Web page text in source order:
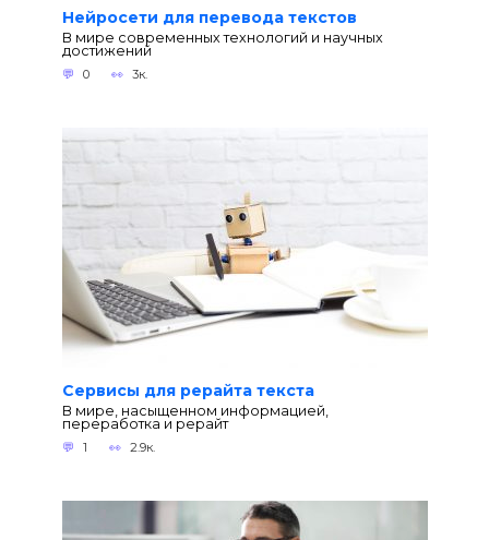
Нейросети для перевода текстов
В мире современных технологий и научных
достижений
0 3к.
Сервисы для рерайта текста
В мире, насыщенном информацией,
переработка и рерайт
1 2.9к.